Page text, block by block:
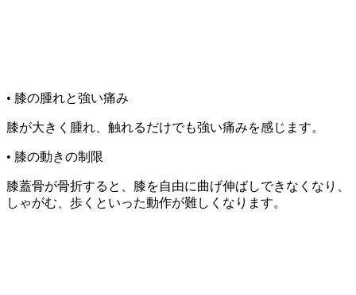
• 膝の腫れと強い痛み
膝が大きく腫れ、触れるだけでも強い痛みを感じます。
• 膝の動きの制限
膝蓋骨が骨折すると、膝を自由に曲げ伸ばしできなくなり、
しゃがむ、歩くといった動作が難しくなります。